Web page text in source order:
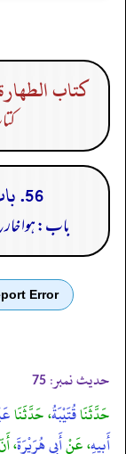
كتاب
56. باب ما جاء في الوضوء من الريح
باب: ہوا
Error
حدیث نمبر: 75
حَدَّثَنَاقُتَيْبَةُ، حَدَّثَنَا
أَبِيهِ، عَنْأَبِي هُرَيْرَةَ،